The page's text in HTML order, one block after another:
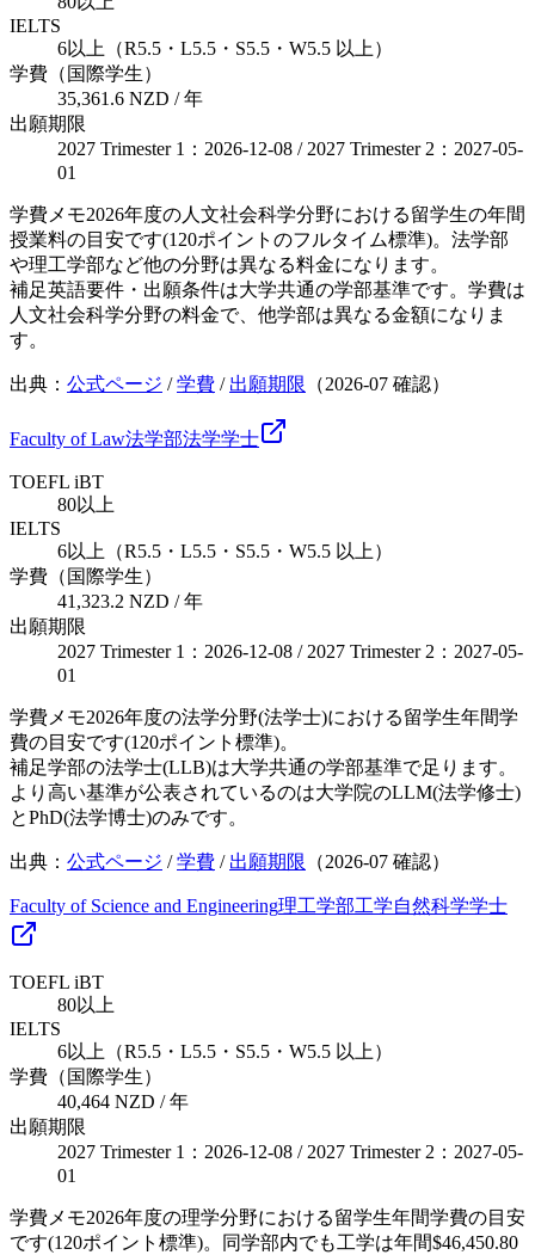
IELTS
6以上（R5.5・L5.5・S5.5・W5.5 以上）
学費（国際学生）
35,361.6 NZD / 年
出願期限
2027 Trimester 1：2026-12-08 / 2027 Trimester 2：2027-05-
01
学費メモ2026年度の人文社会科学分野における留学生の年間
授業料の目安です(120ポイントのフルタイム標準)。法学部
や理工学部など他の分野は異なる料金になります。
補足英語要件・出願条件は大学共通の学部基準です。学費は
人文社会科学分野の料金で、他学部は異なる金額になりま
す。
出典： 公式ページ /学費 / 出願期限 （2026-07 確認）
Faculty of Law法学部法学学士
TOEFL iBT
80以上
IELTS
6以上（R5.5・L5.5・S5.5・W5.5 以上）
学費（国際学生）
41,323.2 NZD / 年
出願期限
2027 Trimester 1：2026-12-08 / 2027 Trimester 2：2027-05-
01
学費メモ2026年度の法学分野(法学士)における留学生年間学
費の目安です(120ポイント標準)。
補足学部の法学士(LLB)は大学共通の学部基準で足ります。
より高い基準が公表されているのは大学院のLLM(法学修士)
とPhD(法学博士)のみです。
出典： 公式ページ /学費 / 出願期限 （2026-07 確認）
Faculty of Science and Engineering理工学部工学自然科学学士
TOEFL iBT
80以上
IELTS
6以上（R5.5・L5.5・S5.5・W5.5 以上）
学費（国際学生）
40,464 NZD / 年
出願期限
2027 Trimester 1：2026-12-08 / 2027 Trimester 2：2027-05-
01
学費メモ2026年度の理学分野における留学生年間学費の目安
です(120ポイント標準)。同学部内でも工学は年間$46,450.80